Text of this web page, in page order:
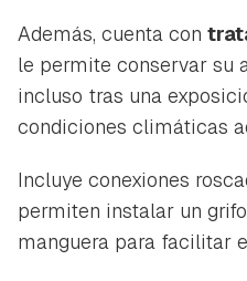
Además, cuenta con
le permite conservar su
incluso tras una
condiciones climáticas
Incluye conexiones
permiten instalar un
manguera para facilitar